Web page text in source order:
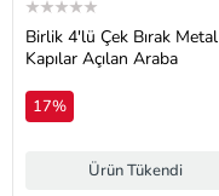
Birlik 4'lü Çek Bırak Metal
Kapılar Açılan Araba
17%
Ürün Tükendi